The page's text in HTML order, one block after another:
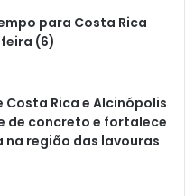
para Costa Rica
(6)
Costa Rica e Alcinópolis
de concreto e fortalece
região das lavouras